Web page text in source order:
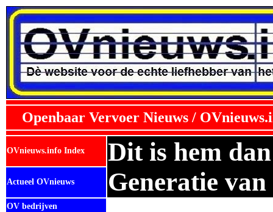
Openbaar Vervoer Nieuws /
OVnieuws.info Index
Dit is hem
Generatie van
Actueel OVnieuws
OV bedrijven